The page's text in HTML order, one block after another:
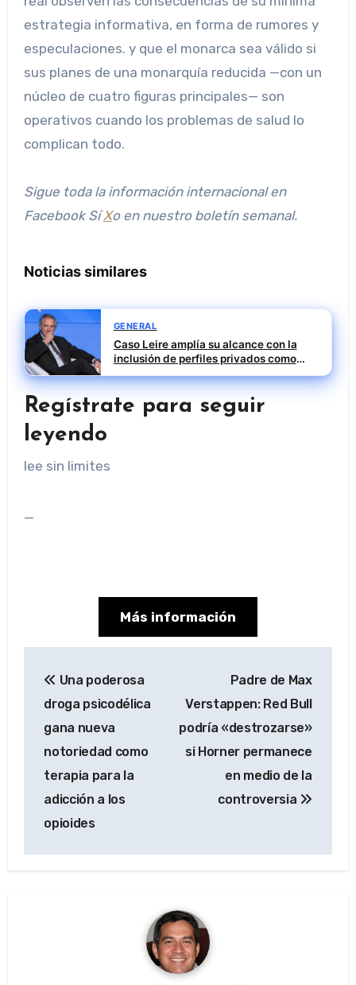
estrategia informativa, en forma de rumores y
especulaciones. y que el monarca sea válido si
sus planes de una monarquía reducida —con un
núcleo de cuatro figuras principales— son
operativos cuando los problemas de salud lo
complican todo.
Sigue toda la información internacional en
FacebookSíXo en nuestro boletín semanal.
Noticias similares
GENERAL
Caso Leire amplía su alcance con la
inclusión de perfiles privados como
Francisco Javier López Buciega
Regístrate para seguir
leyendo
lee sin limites
_
Más información
de
entradas
Una poderosa
droga psicodélica
gana nueva
notoriedad como
terapia para la
adicción a los
opioides
Padre de Max
Verstappen: Red Bull
podría «destrozarse»
si Horner permanece
en medio de la
controversia